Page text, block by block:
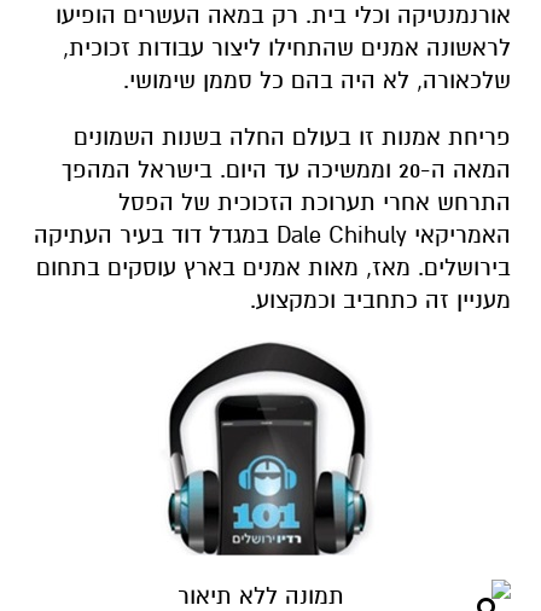
אורנמנטיקה וכלי בית. רק במאה העשרים הופיעו
לראשונה אמנים שהתחילו ליצור עבודות זכוכית,
שלכאורה, לא היה בהם כל סממן שימושי.
פריחת אמנות זו בעולם החלה בשנות השמונים
המאה ה-20 וממשיכה עד היום. בישראל המהפך
התרחש אחרי תערוכת הזכוכית של הפסל
האמריקאי Dale Chihuly במגדל דוד בעיר העתיקה
בירושלים. מאז, מאות אמנים בארץ עוסקים בתחום
מעניין זה כתחביב וכמקצוע.